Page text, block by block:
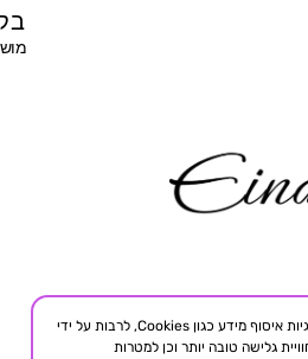
באתר זה נעשה שימוש בטכנולוגיות איסוף מידע כגון Cookies, לרבות על ידי
גלישה טובה יותר וכן למטרות